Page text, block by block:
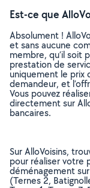
Est-ce que
Absolument !
et sans aucune
membre, qu’il soit
prestation de
uniquement le prix
demandeur, et
Vous pouvez
directement sur
bancaires.
Sur AlloVoisins,
pour réaliser votre
déménagement
(Ternes 2,